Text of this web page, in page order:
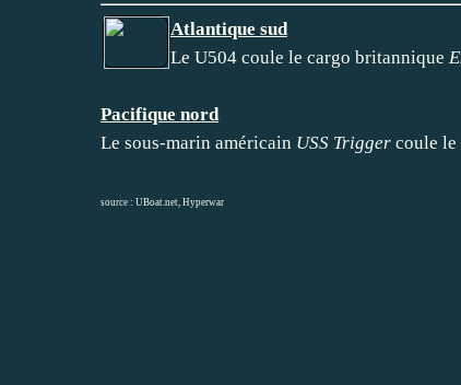
Atlantique sud
Le U504 coule le cargo britannique
Pacifique nord
Le sous-marin américain USS Trigger coule le
source : UBoat.net Hyperwar